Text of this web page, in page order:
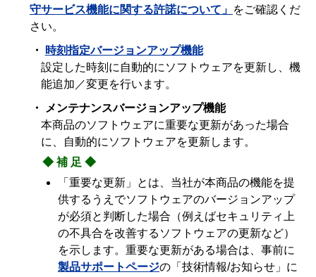
守サービス機能に関する許諾について」 をご確認くだ
さい。
・
時刻指定バージョンアップ機能
設定した時刻に自動的にソフトウェアを更新し、機
能追加／変更を行います。
・ メンテナンスバージョンアップ機能
本商品のソフトウェアに重要な更新があった場合
に、自動的にソフトウェアを更新します。
◆補足◆
「重要な更新」とは、当社が本商品の機能を提
供するうえでソフトウェアのバージョンアップ
が必須と判断した場合（例えばセキュリティ上
の不具合を改善するソフトウェアの更新など）
を示します。重要な更新がある場合は、事前に
製品サポートページの「技術情報/お知らせ」に